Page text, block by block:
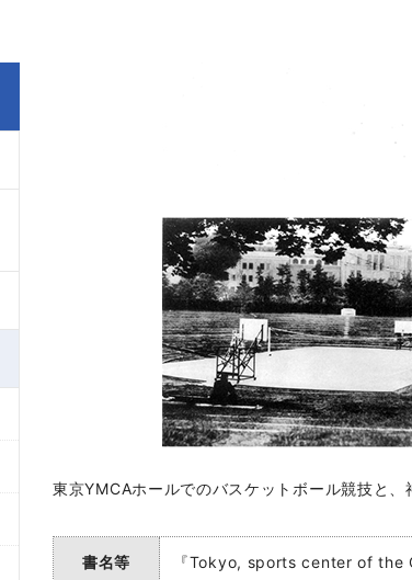
東京YMCAホールでのバスケットボール競技と
書名等 『Tokyo, sports center of